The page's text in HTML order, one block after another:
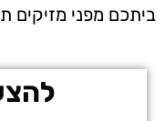
ביתכם מפני מזיקים